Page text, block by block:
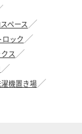
ペース
ック
ス
機置き場